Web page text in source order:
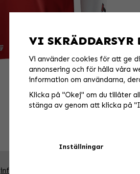
info@speedstore.nu
VI SKRÄDDARSYR
Vi använder cookies för att ge
annonsering och för hålla våra
information om användarna,
Klicka på "Okej" om du tillåter
stänga av genom att klicka på
Inställningar